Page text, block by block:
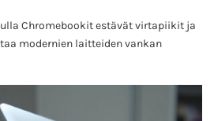
Chromebookit estävät virtapiikit ja
modernien laitteiden vankan